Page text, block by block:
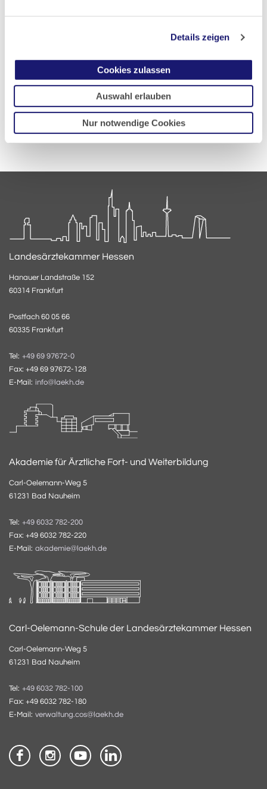
Details zeigen
Cookies zulassen
Auswahl erlauben
Nur notwendige Cookies
Zurück zur Übersicht
Landesärztekammer Hessen
Hanauer Landstraße 152
60314 Frankfurt
Postfach 60 05 66
60335 Frankfurt
Tel: +49 69 97672-0
Fax: +49 69 97672-128
E-Mail: info@laekh.de
Akademie für Ärztliche Fort- und Weiterbildung
Carl-Oelemann-Weg 5
61231 Bad Nauheim
Tel: +49 6032 782-200
Fax: +49 6032 782-220
E-Mail: akademie@laekh.de
Carl-Oelemann-Schule der Landesärztekammer Hessen
Carl-Oelemann-Weg 5
61231 Bad Nauheim
Tel: +49 6032 782-100
Fax: +49 6032 782-180
E-Mail: verwaltung.cos@laekh.de